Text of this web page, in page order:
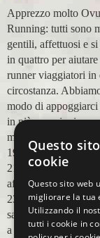
Apprezzo molto
Running: tutti sono
gentili, affettuosi e
in quattro per aiutare
runner viaggiatori in
circostanza.
modo di
in più occasioni, per
maratone (NYC18,
19, Valencia 19,
21, NYC 22) e ci
affidati a loro per
23 (ottobre) perché
sappiamo di essere
a persone non solo
Questo
cookie
Questo sito web
migliorare la tua
Utilizzando il
tutti i cookie in